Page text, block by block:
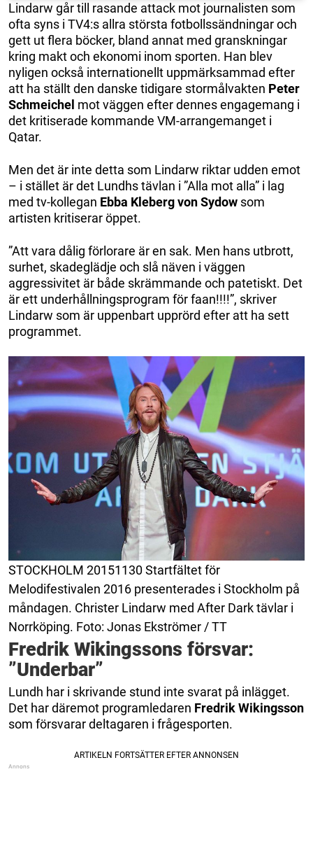
Lindarw går till rasande attack mot journalisten som
ofta syns i TV4:s allra största fotbollssändningar och
gett ut flera böcker, bland annat med granskningar
kring makt och ekonomi inom sporten. Han blev
nyligen också internationellt uppmärksammad efter
att ha ställt den danske tidigare stormålvakten Peter
Schmeichel mot väggen efter dennes engagemang i
det kritiserade kommande VM-arrangemanget i
Qatar.
Men det är inte detta som Lindarw riktar udden emot
– i stället är det Lundhs tävlan i ”Alla mot alla” i lag
med tv-kollegan Ebba Kleberg von Sydow som
artisten kritiserar öppet.
”Att vara dålig förlorare är en sak. Men hans utbrott,
surhet, skadeglädje och slå näven i väggen
aggressivitet är både skrämmande och patetiskt. Det
är ett underhållningsprogram för faan!!!!”, skriver
Lindarw som är uppenbart upprörd efter att ha sett
programmet.
STOCKHOLM 20151130 Startfältet för
Melodifestivalen 2016 presenterades i Stockholm på
måndagen. Christer Lindarw med After Dark tävlar i
Norrköping. Foto: Jonas Ekströmer / TT
Fredrik Wikingssons försvar:
”Underbar”
Lundh har i skrivande stund inte svarat på inlägget.
Det har däremot programledaren Fredrik Wikingsson
som försvarar deltagaren i frågesporten.